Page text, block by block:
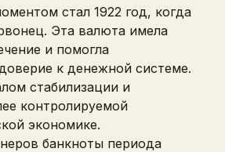
стал 1922 год, когда
Эта валюта имела
и помогла
к денежной системе.
стабилизации и
контролируемой
экономике.
банкноты периода